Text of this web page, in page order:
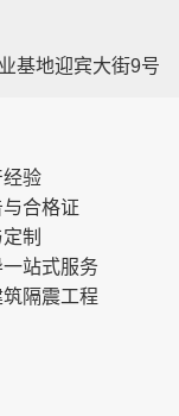
基地迎宾大街9号
经验
合格证
制
站式服务
隔震工程